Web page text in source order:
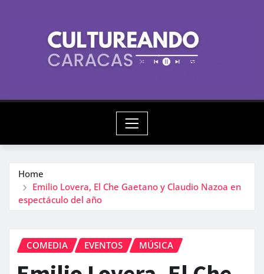
Home
Emilio Lovera, El Che Gaetano y Claudio Nazoa en
espectáculo del año
COMEDIA EVENTOS MÚSICA